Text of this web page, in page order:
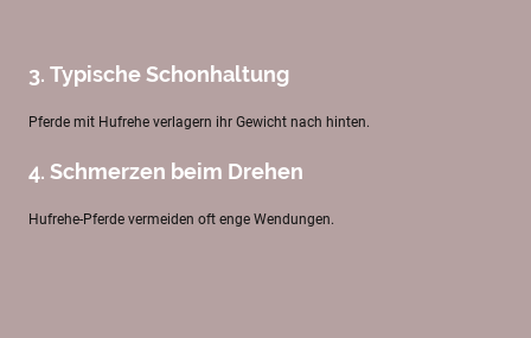
3. Typische Schonhaltung
Pferde mit Hufrehe verlagern ihr Gewicht nach hinten.
4. Schmerzen beim Drehen
Hufrehe-Pferde vermeiden oft enge Wendungen.